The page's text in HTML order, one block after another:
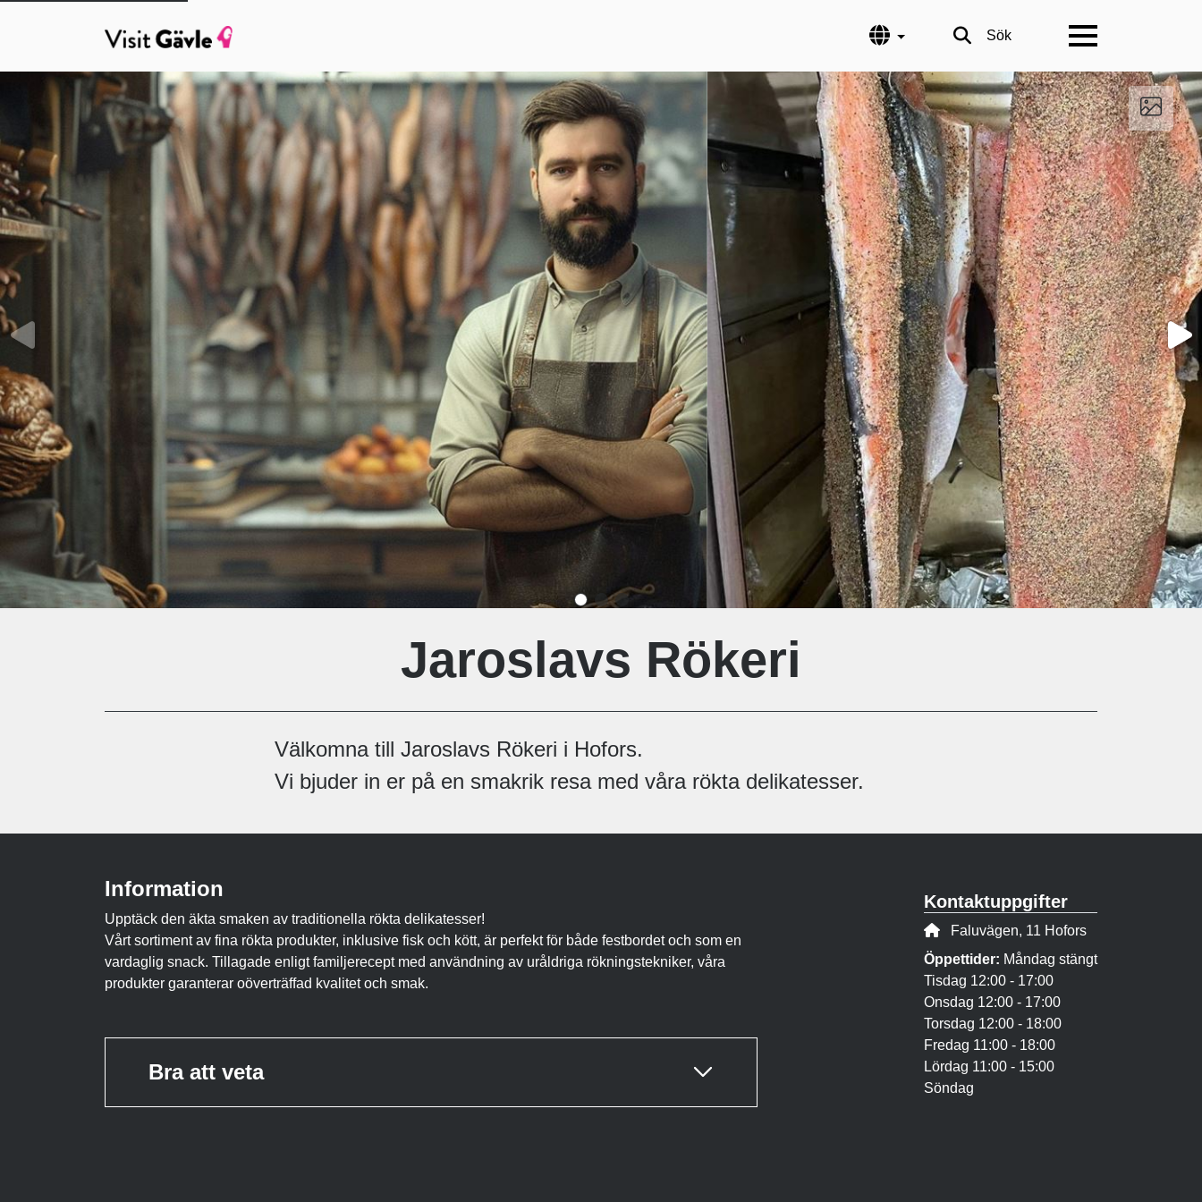
Språk Sök
Jaroslavs Rökeri
Välkomna till Jaroslavs Rökeri i Hofors.
Vi bjuder in er på en smakrik resa med våra rökta delikatesser.
Information
Upptäck den äkta smaken av traditionella rökta delikatesser!
Vårt sortiment av fina rökta produkter, inklusive fisk och kött, är perfekt för både festbordet och som en
vardaglig snack. Tillagade enligt familjerecept med användning av uråldriga rökningstekniker, våra
produkter garanterar oöverträffad kvalitet och smak.
Bra att veta
Kontaktuppgifter
Adress:
Faluvägen, 11 Hofors
Öppettider: Måndag stängt
Tisdag 12:00 - 17:00
Onsdag 12:00 - 17:00
Torsdag 12:00 - 18:00
Fredag 11:00 - 18:00
Lördag 11:00 - 15:00
Söndag